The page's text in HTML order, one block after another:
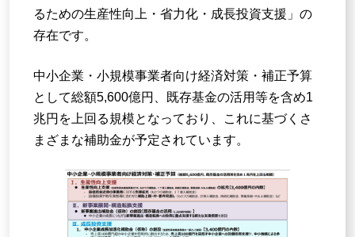
るための生産性向上・省力化・成長投資支援」の
存在です。
中小企業・小規模事業者向け経済対策・補正予算
として総額5,600億円、既存基金の活用等を含め1
兆円を上回る規模となっており、これに基づくさ
まざまな補助金が予定されています。